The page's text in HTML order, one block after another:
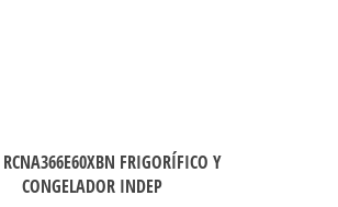
RCNA366E60XBN FRIGORÍFICO Y
CONGELADOR INDEP